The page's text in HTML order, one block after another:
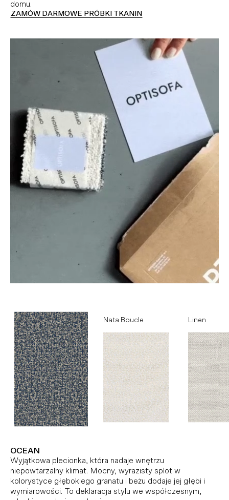
domu.
ZAMÓW DARMOWE PRÓBKI TKANIN
Ocean Nata Boucle Linen
OCEAN
Wyjątkowa plecionka, która nadaje wnętrzu
niepowtarzalny klimat. Mocny, wyrazisty splot w
kolorystyce głębokiego granatu i beżu dodaje jej głębi i
wymiarowości. To deklaracja stylu we współczesnym,